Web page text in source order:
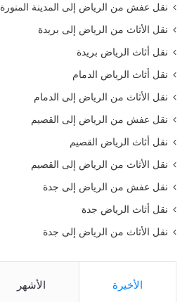
نقل عفش من الرياض إلى المدينة المنورة
نقل الأثاث من الرياض إلى بريدة
نقل أثاث الرياض بريدة
نقل أثاث الرياض الدمام
نقل الأثاث من الرياض إلى الدمام
نقل عفش من الرياض إلى القصيم
نقل أثاث الرياض القصيم
نقل الأثاث من الرياض إلى القصيم
نقل عفش من الرياض إلى جدة
نقل أثاث الرياض جدة
نقل الأثاث من الرياض إلى جدة
الأخيرة الأشهر